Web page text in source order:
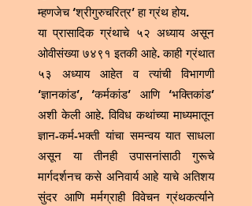
म्हणजेच ‘श्रीगुरुचरित्र’ हा ग्रंथ होय.
या प्रासादिक ग्रंथाचे ५२ अध्याय असून
ओवीसंख्या ७४९१ इतकी आहे. काही ग्रंथात
५३ अध्याय आहेत व त्यांची विभागणी
‘ज्ञानकांड’, ‘कर्मकांड’ आणि ‘भक्तिकांड’
अशी केली आहे. विविध कथांच्या माध्यमातून
ज्ञान-कर्म-भक्ती यांचा समन्वय यात साधला
असून या तीनही उपासनांसाठी गुरूचे
मार्गदर्शनच कसे अनिवार्य आहे याचे अतिशय
सुंदर आणि मर्मग्राही विवेचन ग्रंथकर्त्याने